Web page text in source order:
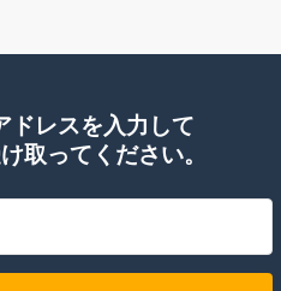
ドレスを入力して
取ってください。